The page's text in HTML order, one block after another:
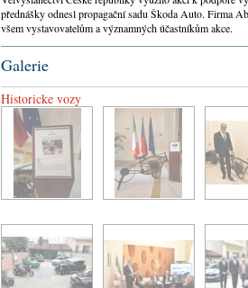
přednášky odnesl propagační sadu Škoda Auto. Firma
všem vystavovatelům a významných účastníkům akce.
Galerie
Historicke vozy